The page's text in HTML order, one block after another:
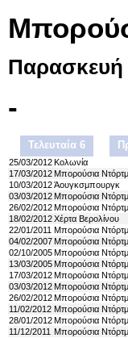
Παρασκευή
-
Τελευταία 6
25/03/2012Κολωνία
17/03/2012 Μπορούσια
10/03/2012Άουγκσμπουργκ
03/03/2012 Μπορούσια
26/02/2012Μπορούσια
18/02/2012Χέρτα Βερολίνου
22/01/2011 Μπορούσια
04/02/2007 Μπορούσια
02/10/2005Μπορούσια
13/03/2005 Μπορούσια
17/03/2012Μπορούσια
03/03/2012 Μπορούσια
26/02/2012Μπορούσια
11/02/2012 Μπορούσια
28/01/2012Μπορούσια
11/12/2011 Μπορούσια